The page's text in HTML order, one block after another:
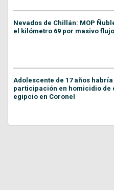
Nevados de Chillán: MOP
el kilómetro 69 por masivo
Adolescente de 17 años
participación en homicidio de
egipcio en Coronel